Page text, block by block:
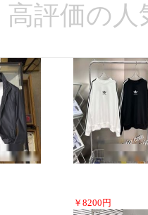
評価の人
￥ 8200 円